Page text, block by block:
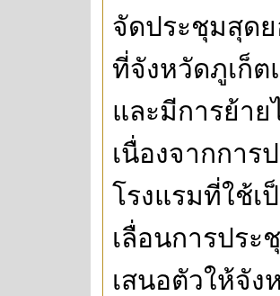
จัดประชุมสุดย
ที่จังหวัดภูเก็
และมีการย้า
เนื่องจากการ
โรงแรมที่ใช้เ
เลื่อนการประ
เสนอตัวให้จั